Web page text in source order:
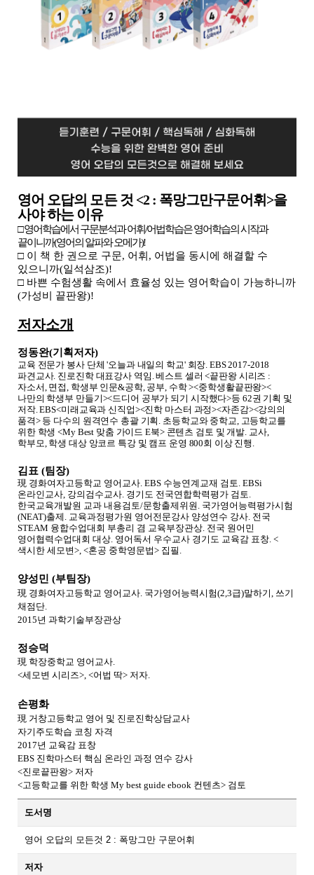
영어 오답의 모든 것 <2 : 폭망그만구문어휘 >을
사야 하는 이유
□영어학습에서 구문분석과 어휘/어법학습은 영어학습의 시작과
끝이니까(영어의 알파와 오메가)!
□ 이 책 한 권으로 구문, 어휘 , 어법을 동시에 해결할 수
있으니까(일석삼조)!
□ 바쁜 수험생활 속에서 효율성 있는 영어학습이 가능하니까
(가성비 끝판왕)!
저자소개
정동완(기획저자)
교육 전문가 봉사 단체'오늘과 내일의 학교' 회장. EBS 2017-2018
파견교사. 진로진학 대표강사 역임 .베스트 셀러<끝판왕 시리즈 :
자소서, 면접, 학생부 인문&공학, 공부, 수학><중학생활끝판왕><
나만의 학생부 만들기><드디어 공부가 되기 시작했다>등 62권 기획 및
저작. EBS<미래교육과 신직업><진학 마스터 과정><자존감><강의의
품격> 등 다수의 원격연수 총괄 기획 . 초등학교와 중학교, 고등학교를
위한 학생<My Best 맞춤 가이드E북> 콘텐츠 검토 및 개발. 교사,
학부모, 학생 대상 앙코르 특강 및 캠프 운영 800회 이상 진행.
김표 (팀장)
現 경화여자고등학교 영어교사. EBS 수능연계교재 검토. EBSi
온라인교사, 강의검수교사. 경기도 전국연합학력평가 검토.
한국교육개발원 교과 내용검토/문항출제위원 . 국가영어능력평가시험
(NEAT)출제 . 교육과정평가원 영어전문강사 양성연수 강사. 전국
STEAM 융합수업대회 부총리 겸 교육부장관상. 전국 원어민
영어협력수업대회 대상. 영어독서 우수교사 경기도 교육감 표창. <
색시한 세모변>, <혼공 중학영문법> 집필 .
양성민 (부팀장)
現 경화여자고등학교 영어교사. 국가영어능력시험(2,3급)말하기, 쓰기
채점단.
2015년 과학기술부장관상
정승덕
現 학장중학교 영어교사.
<세모변 시리즈>, <어법 딱> 저자.
손평화
現 거창고등학교 영어 및 진로진학상담교사
자기주도학습 코칭 자격
2017년 교육감 표창
EBS 진학마스터 핵심 온라인 과정 연수 강사
<진로끝판왕> 저자
<고등학교를 위한 학생 My best guide ebook 컨텐츠> 검토
도서명
영어 오답의 모든것 2 : 폭망그만 구문어휘
저자